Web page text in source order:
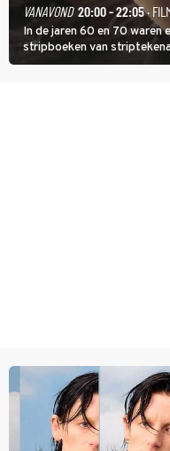
VANAVOND 20:00 - 22:05·
In de jaren 60 en 70
stripboeken van
meer tot leven in The